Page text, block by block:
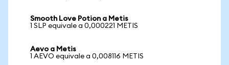
Smooth Love Potion a Metis
1 SLP equivale a 0,000221 METIS
Aevo a Metis
1 AEVO equivale a 0,008116 METIS